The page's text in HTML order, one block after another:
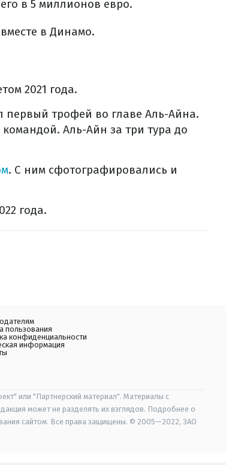
в 5 миллионов евро.
в Динамо.
2021 года.
первый трофей во главе Аль-Айна.
Аль-Айн за три тура до
. С ним сфотографировались и
года.
пользования
конфиденциальности
информация
или "Партнерский материал". Материалы с
может не разделять их взглядов. Подробнее о
сайтом. Все права защищены. © 2005—2022, ЗАО